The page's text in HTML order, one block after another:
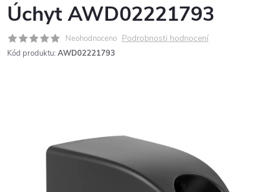
Úchyt AWD02221793
Neohodnoceno Podrobnosti hodnocení
Kód produktu: AWD02221793